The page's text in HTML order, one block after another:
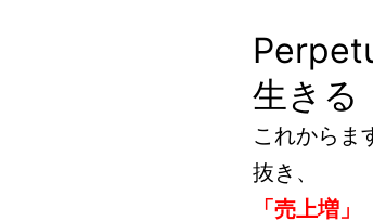
生きる
これからま
抜き、
「売上増